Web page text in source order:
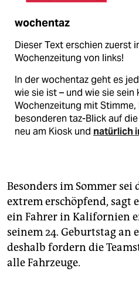
wochentaz
Dieser Text erschien zuerst
Wochenzeitung von links!
In der wochentaz geht es
wie sie ist – und wie sie sein
Wochenzeitung mit
besonderen taz-Blick auf
neu am Kiosk und natürlich
Besonders im Sommer sei
extrem erschöpfend, sagt
ein Fahrer in Kalifornien
seinem 24. Geburtstag an
deshalb fordern die
alle Fahrzeuge.